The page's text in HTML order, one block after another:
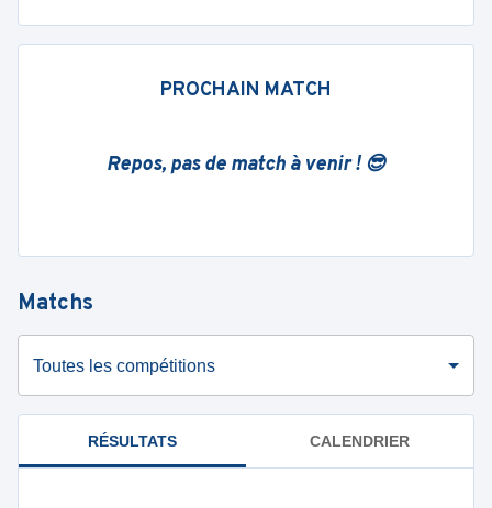
PROCHAIN MATCH
Repos, pas de match à venir ! 😎
Matchs
Toutes les compétitions
RÉSULTATS CALENDRIER